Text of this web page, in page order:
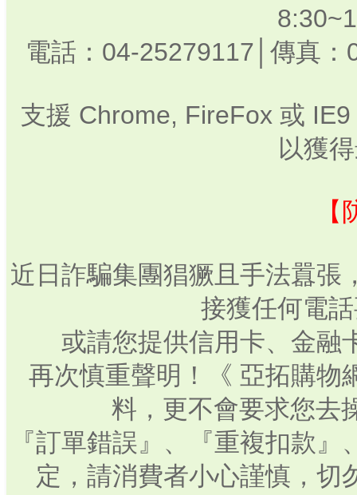
電話：04-25279117│傳真
支援 Chrome, FireFox 或
以獲
近日詐騙集團猖獗且手法囂張
接獲任何電
或請您提供信用卡、金融
再次慎重聲明！《 亞拓購物
料，更不會要求您去
『訂單錯誤』、『重複扣款
定，請消費者小心謹慎，切